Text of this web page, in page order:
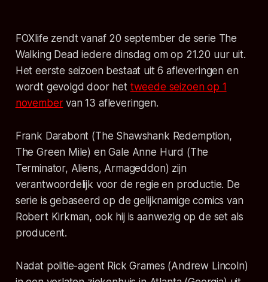
FOXlife zendt vanaf 20 september de serie The
Walking Dead iedere dinsdag om op 21.20 uur uit.
Het eerste seizoen bestaat uit 6 afleveringen en
wordt gevolgd door het tweede seizoen op 1
novembervan 13 afleveringen.
Frank Darabont (The Shawshank Redemption,
The Green Mile) en Gale Anne Hurd (The
Terminator, Aliens, Armageddon) zijn
verantwoordelijk voor de regie en productie. De
serie is gebaseerd op de gelijknamige comics van
Robert Kirkman, ook hij is aanwezig op de set als
producent.
Nadat politie-agent Rick Grames (Andrew Lincoln)